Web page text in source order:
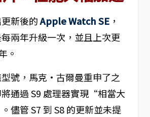
新後的Apple Watch SE，
兩年升級一次，並且上次更
。
號，馬克·古爾曼重申了之
通過 S9 處理器實現“相當大
儘管 S7 到 S8 的更新並未提